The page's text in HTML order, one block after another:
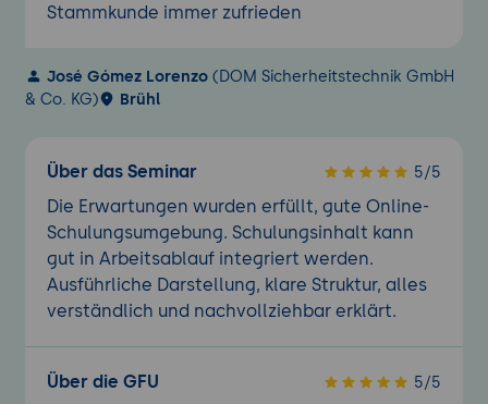
Stammkunde immer zufrieden
José Gómez Lorenzo(DOM Sicherheitstechnik GmbH
& Co. KG)
Brühl
Über das Seminar 5/5
Die Erwartungen wurden erfüllt, gute Online-
Schulungsumgebung. Schulungsinhalt kann
gut in Arbeitsablauf integriert werden.
Ausführliche Darstellung, klare Struktur, alles
verständlich und nachvollziehbar erklärt.
Über die GFU 5/5